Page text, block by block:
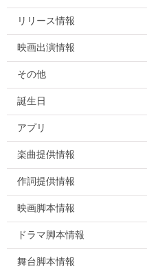
リリース情報
映画出演情報
その他
誕生日
アプリ
楽曲提供情報
作詞提供情報
映画脚本情報
ドラマ脚本情報
舞台脚本情報